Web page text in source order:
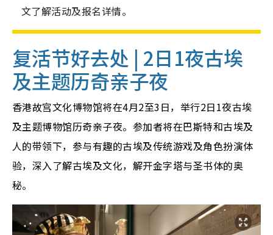
文了解活动及报名详情。
复活节好去处 | 2日1夜古埃
及主题历奇亲子夜
香港故宫文化博物馆将在4月2至3日，举行2日1夜古埃
及主题博物馆历奇亲子夜。参加者将在巴斯特和古埃及
人的带领下，参与有趣的古埃及传统游戏及角色扮演体
验，深入了解古埃及文化，解开金字塔与圣书体的奥
秘。